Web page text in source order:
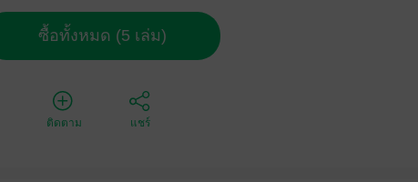
ซื้อทั้งหมด (5 เล่ม)
ติดตาม แชร์